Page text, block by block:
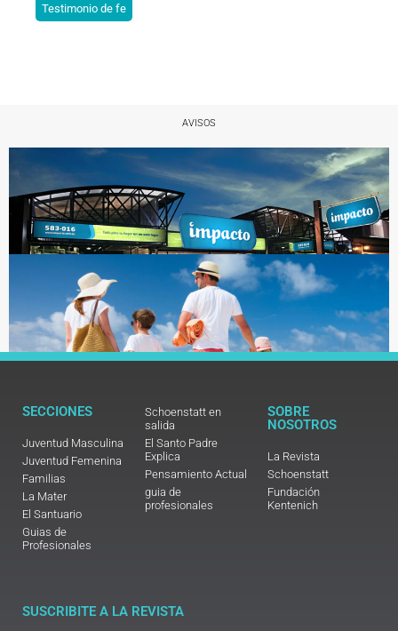
Testimonio de fe
AVISOS
SECCIONES
Juventud Masculina
Juventud Femenina
Familias
La Mater
El Santuario
Guias de
Profesionales
Schoenstatt en
salida
El Santo Padre
Explica
Pensamiento Actual
guia de
profesionales
SOBRE
NOSOTROS
La Revista
Schoenstatt
Fundación
Kentenich
SUSCRIBITE A LA REVISTA